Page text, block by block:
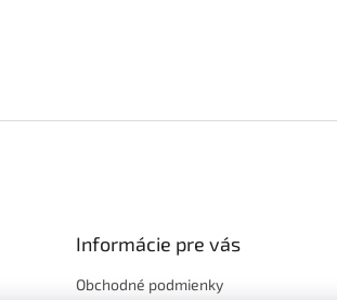
Informácie pre vás
Obchodné podmienky